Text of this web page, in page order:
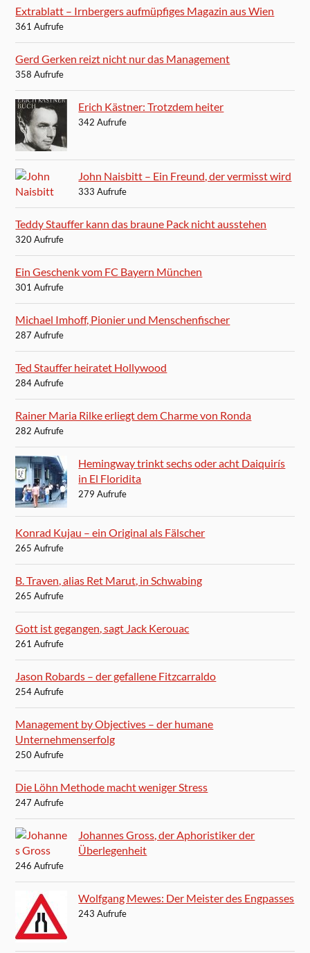
Extrablatt – Irnbergers aufmüpfiges Magazin aus Wien
361 Aufrufe
Gerd Gerken reizt nicht nur das Management
358 Aufrufe
Erich Kästner: Trotzdem heiter
342 Aufrufe
John Naisbitt – Ein Freund, der vermisst wird
333 Aufrufe
Teddy Stauffer kann das braune Pack nicht ausstehen
320 Aufrufe
Ein Geschenk vom FC Bayern München
301 Aufrufe
Michael Imhoff, Pionier und Menschenfischer
287 Aufrufe
Ted Stauffer heiratet Hollywood
284 Aufrufe
Rainer Maria Rilke erliegt dem Charme von Ronda
282 Aufrufe
Hemingway trinkt sechs oder acht Daiquirís
in El Floridita
279 Aufrufe
Konrad Kujau – ein Original als Fälscher
265 Aufrufe
B. Traven, alias Ret Marut, in Schwabing
265 Aufrufe
Gott ist gegangen, sagt Jack Kerouac
261 Aufrufe
Jason Robards – der gefallene Fitzcarraldo
254 Aufrufe
Management by Objectives – der humane
Unternehmenserfolg
250 Aufrufe
Die Löhn Methode macht weniger Stress
247 Aufrufe
Johannes Gross, der Aphoristiker der
Überlegenheit
246 Aufrufe
Wolfgang Mewes: Der Meister des Engpasses
243 Aufrufe